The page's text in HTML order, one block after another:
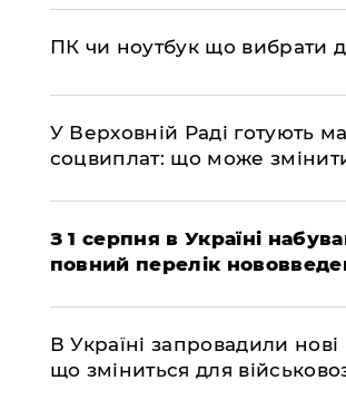
ПК чи ноутбук що вибрати
У Верховній Раді готують
соцвиплат: що може
З 1 серпня в Україні
повний перелік
В Україні запровадили
що зміниться для